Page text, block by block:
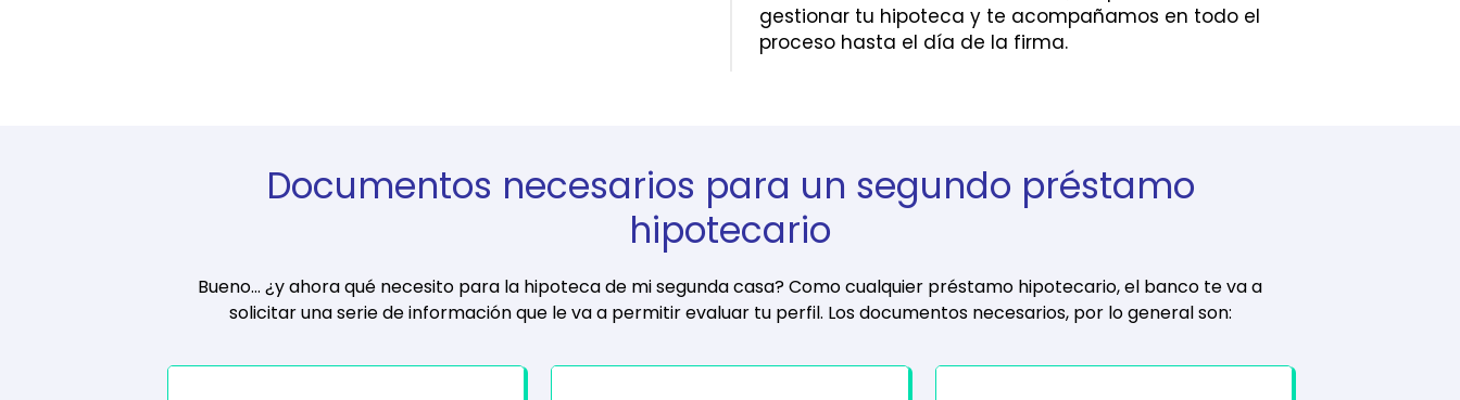
gestionar tu hipoteca y te acompañamos en todo el
proceso hasta el día de la firma.
Documentos necesarios para un segundo préstamo
hipotecario
Bueno... ¿y ahora qué necesito para la hipoteca de mi segunda casa? Como cualquier préstamo hipotecario, el banco te va a
solicitar una serie de información que le va a permitir evaluar tu perfil. Los documentos necesarios, por lo general son: